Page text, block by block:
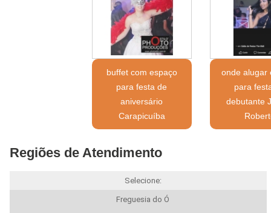
buffet com espaço
para festa de
aniversário
Carapicuíba
onde alugar
para
debutante
Regiões de Atendimento
Selecione:
Freguesia do Ó